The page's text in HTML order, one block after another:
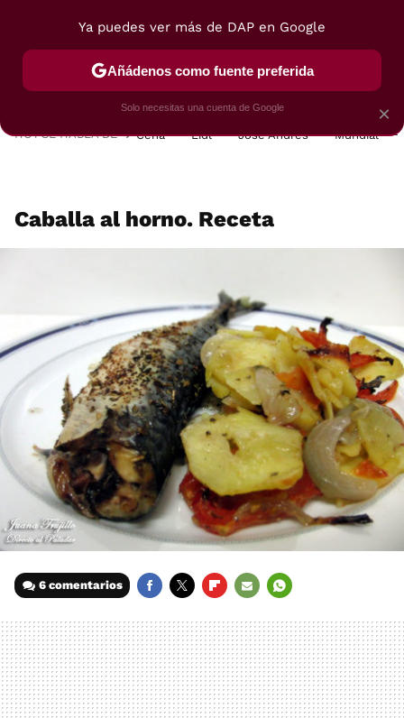
POSTRES VIAJES SELECCIÓN VEGUI
HOY SE HABLA DE Cena Lidl José Andrés Mundial
Caballa al horno. Receta
6 comentarios
MAIL
×
Ya puedes ver más de DAP en Google
Añádenos como fuente preferida
Solo necesitas una cuenta de Google